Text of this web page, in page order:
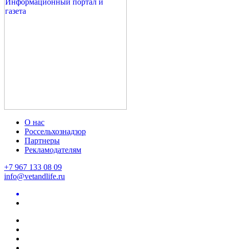
О нас
Россельхознадзор
Партнеры
Рекламодателям
+7 967 133 08 09
info@vetandlife.ru